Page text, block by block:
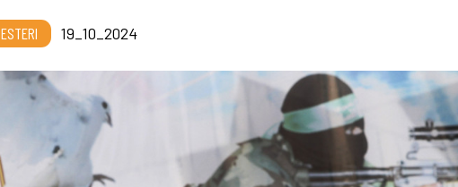
ESTERI 19_10_2024